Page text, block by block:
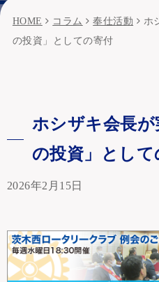
HOME コラム 奉仕活動
ホ
の投資」としての寄付
ホシザキ会長
の投資」として
2026年2月15日